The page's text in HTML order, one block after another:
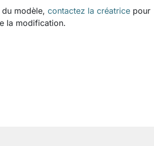
modèle, contactez la créatrice pour
la modification.